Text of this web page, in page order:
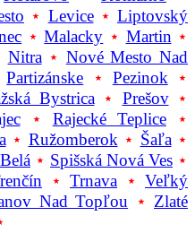
⋆ Levice⋆ Liptovský
⋆Malacky ⋆ Martin ⋆
Nitra⋆ Nové Mesto Nad
Partizánske ⋆ Pezinok ⋆
Bystrica⋆ Prešov⋆
⋆ Rajecké Teplice⋆
⋆ Ružomberok ⋆ Šaľa⋆
⋆ Spišská Nová Ves ⋆
⋆ Trnava ⋆ Veľký
Nad Topľou ⋆ Zlaté